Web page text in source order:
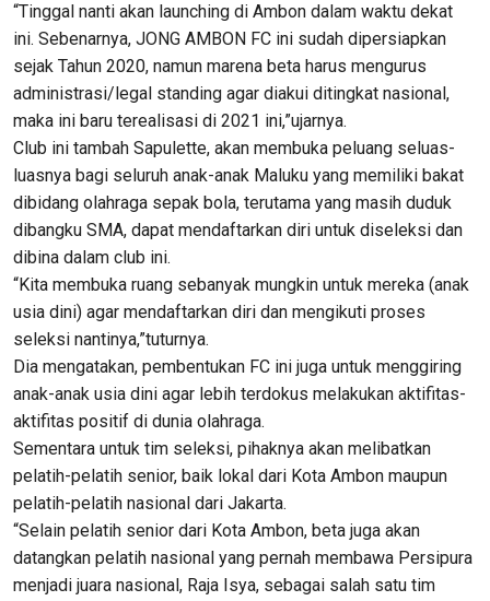
“Tinggal nanti akan launching di Ambon dalam waktu dekat
ini. Sebenarnya, JONG AMBON FC ini sudah dipersiapkan
sejak Tahun 2020, namun marena beta harus mengurus
administrasi/legal standing agar diakui ditingkat nasional,
maka ini baru terealisasi di 2021 ini,”ujarnya.
Club ini tambah Sapulette, akan membuka peluang seluas-
luasnya bagi seluruh anak-anak Maluku yang memiliki bakat
dibidang olahraga sepak bola, terutama yang masih duduk
dibangku SMA, dapat mendaftarkan diri untuk diseleksi dan
dibina dalam club ini.
“Kita membuka ruang sebanyak mungkin untuk mereka (anak
usia dini) agar mendaftarkan diri dan mengikuti proses
seleksi nantinya,”tuturnya.
Dia mengatakan, pembentukan FC ini juga untuk menggiring
anak-anak usia dini agar lebih terdokus melakukan aktifitas-
aktifitas positif di dunia olahraga.
Sementara untuk tim seleksi, pihaknya akan melibatkan
pelatih-pelatih senior, baik lokal dari Kota Ambon maupun
pelatih-pelatih nasional dari Jakarta.
“Selain pelatih senior dari Kota Ambon, beta juga akan
datangkan pelatih nasional yang pernah membawa Persipura
menjadi juara nasional, Raja Isya, sebagai salah satu tim